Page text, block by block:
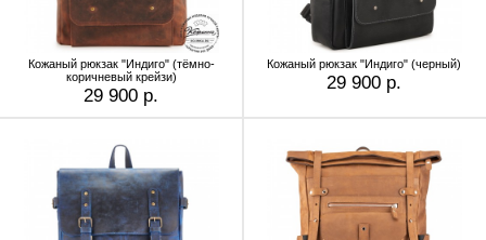
Кожаный рюкзак "Индиго" (тёмно-
коричневый крейзи)
29 900 р.
Кожаный рюкзак "Индиго" (черный)
29 900 р.